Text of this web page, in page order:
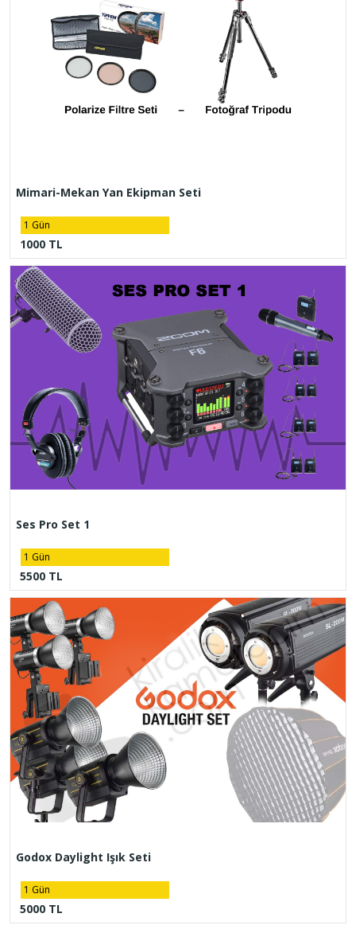
Mimari-Mekan Yan Ekipman Seti
1 Gün
1000 TL
Ses Pro Set 1
1 Gün
5500 TL
Godox Daylight Işık Seti
1 Gün
5000 TL